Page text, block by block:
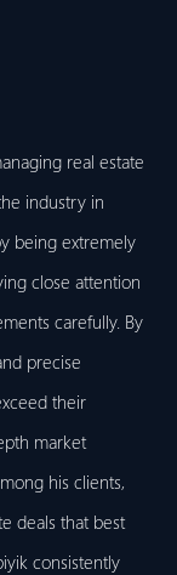
real estate
industry in
being extremely
close attention
carefully. By
precise
their
market
his clients,
deals that best
consistently